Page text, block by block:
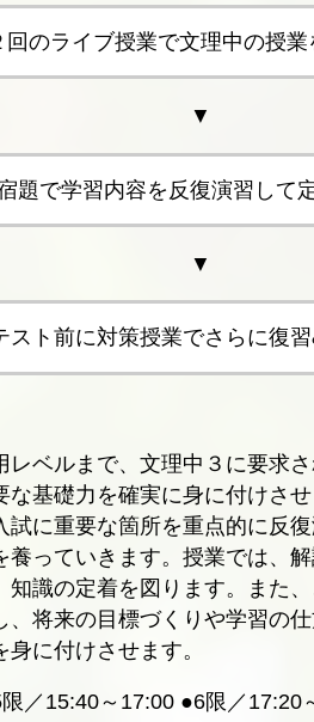
回のライブ授業で文理中の授業
▼
題で学習内容を反復演習して
▼
スト前に対策授業でさらに復
レベルまで、文理中３に要求
な基礎力を確実に身に付けさ
試に重要な箇所を重点的に反
養っていきます。授業では
知識の定着を図ります。また
、将来の目標づくりや学習の
に付けさせます。
／15:40～17:00 ●6限／17:20